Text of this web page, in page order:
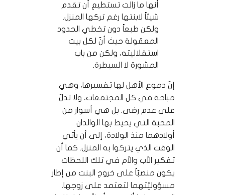
أنها ما زالت تستطيع أن تقدم
شيئاً لابنتها رغم تركها المنزل.
ولكن طبعاً دون تخطي الحدود
المعقولة حيث أنّ لكل بيت
استقلاليته، ولكن من باب
المشورة لا السيطرة.
إنّ دموع الأهل لها تفسيرها، وهي
مباحة في كل المجتمعات، ولا تدلّ
على عدم رضى. بل هي أسوار من
المحبة التي يحيط بها الوالدان
أولادهما منذ الولادة، إلى أن يأتي
الوقت الذي يتركوا به المنزل. كما أن
تفكير الأب والأم في تلك اللحظات
يكون منصبّاً على خروج البنت من إطار
مسؤوليّتهما لتعتمد على زوجها.